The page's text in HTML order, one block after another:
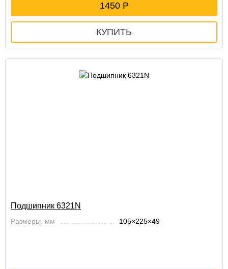
1450
Подшипник 6321N
Размеры, мм 105×225×49